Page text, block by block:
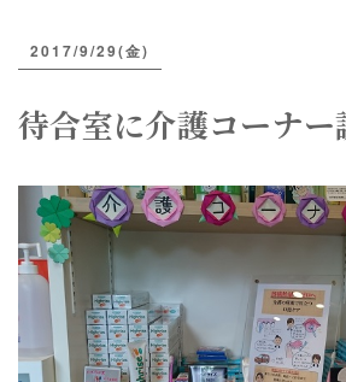
2017/9/29(金)
待合室に介護コーナー